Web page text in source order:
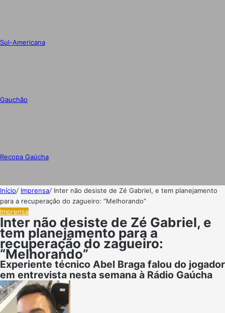
Sul-Americana
Gauchão
Recopa Gaúcha
Início/ Imprensa/ Inter não desiste de Zé Gabriel, e tem planejamento
para a recuperação do zagueiro: “Melhorando”
Imprensa
Inter não desiste de Zé Gabriel, e
tem planejamento para a
recuperação do zagueiro:
“Melhorando”
Experiente técnico Abel Braga falou do jogador
em entrevista nesta semana à Rádio Gaúcha